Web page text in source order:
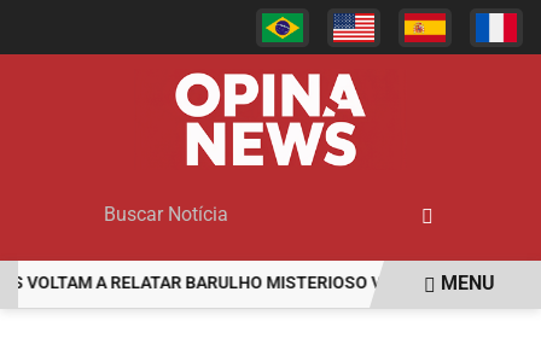
A RELATAR BARULHO MISTERIOSO VINDO DO MARMENU